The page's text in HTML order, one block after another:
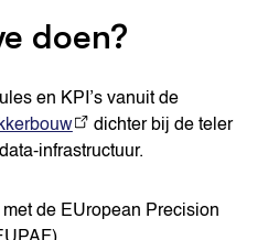
doen?
en KPI’s vanuit de
dichter bij de teler
infrastructuur.
de EUropean Precision